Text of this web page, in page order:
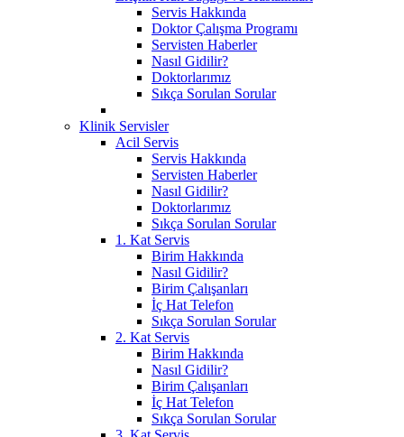
Servis Hakkında
Doktor Çalışma Programı
Servisten Haberler
Nasıl Gidilir?
Doktorlarımız
Sıkça Sorulan Sorular
Klinik Servisler
Acil Servis
Servis Hakkında
Servisten Haberler
Nasıl Gidilir?
Doktorlarımız
Sıkça Sorulan Sorular
1. Kat Servis
Birim Hakkında
Nasıl Gidilir?
Birim Çalışanları
İç Hat Telefon
Sıkça Sorulan Sorular
2. Kat Servis
Birim Hakkında
Nasıl Gidilir?
Birim Çalışanları
İç Hat Telefon
Sıkça Sorulan Sorular